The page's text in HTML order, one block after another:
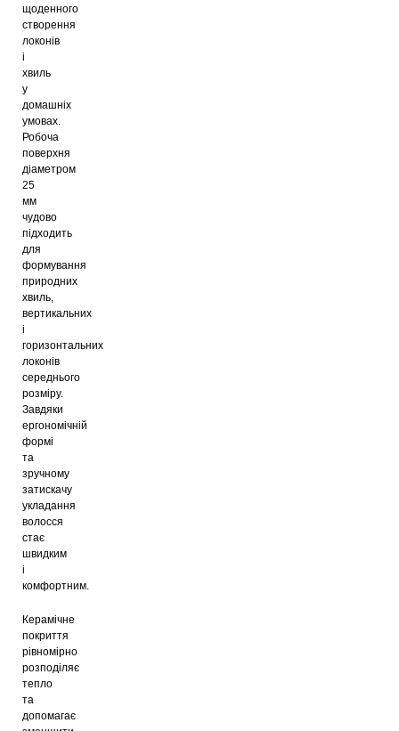
щоденного
створення
локонів
і
хвиль
у
домашніх
умовах.
Робоча
поверхня
діаметром
25
мм
чудово
підходить
для
формування
природних
хвиль,
вертикальних
і
горизонтальних
локонів
середнього
розміру.
Завдяки
ергономічній
формі
та
зручному
затискачу
укладання
волосся
стає
швидким
і
комфортним.
Керамічне
покриття
рівномірно
розподіляє
тепло
та
допомагає